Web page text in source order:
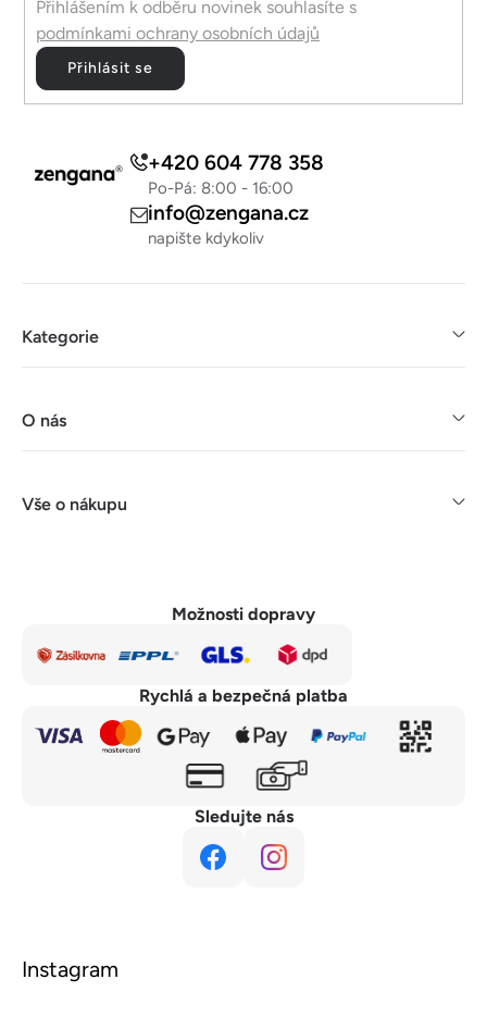
Přihlášením k odběru novinek souhlasíte s
podmínkami ochrany osobních údajů
Přihlásit se
+420 604 778 358
Po-Pá: 8:00 - 16:00
info@zengana.cz
napište kdykoliv
Kategorie
O nás
Vše o nákupu
Možnosti dopravy
Rychlá a bezpečná platba
Sledujte nás
Instagram